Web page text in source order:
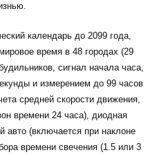
календарь до 2099 года,
время в 48 городах (29
сигнал начала часа,
и измерением до 99 часов
средней скорости движения,
времени 24 часа), диодная
авто (включается при наклоне
времени свечения (1.5 или 3